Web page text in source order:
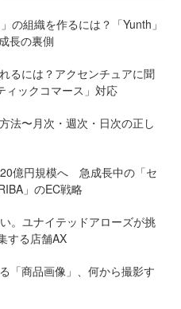
の組織を作るには？「Yunth」
長の裏側
るには？アクセンチュアに聞
ィックコマース」対応
法〜月次・週次・日次の正し
億円規模へ 急成長中の「セ
」のEC戦略
。ユナイテッドアローズが挑
する店舗AX
「商品画像」、何から撮影す